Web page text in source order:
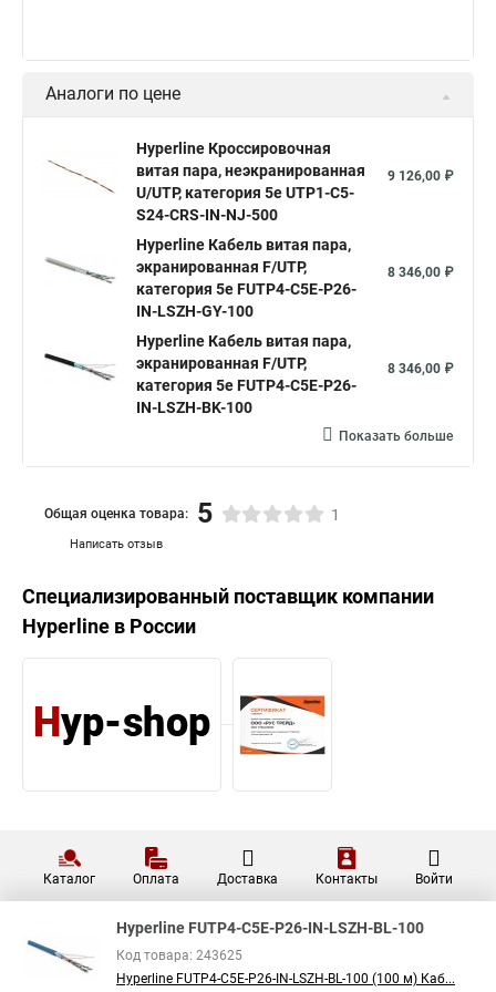
5е utp 4 пары категория cat 5e ftp 4 cat 5e
Cat 5e экранированный
Аналоги по цене
Hyperline Кроссировочная
витая пара, неэкранированная
U/UTP, категория 5e UTP1-C5-
S24-CRS-IN-NJ-500
9 126,00 ₽
Hyperline Кабель витая пара,
экранированная F/UTP,
категория 5e FUTP4-C5E-P26-
IN-LSZH-GY-100
8 346,00 ₽
Hyperline Кабель витая пара,
экранированная F/UTP,
категория 5e FUTP4-C5E-P26-
IN-LSZH-BK-100
8 346,00 ₽
Показать больше
Написать отзыв
Общая оценка товара: 5 1
Специализированный поставщик компании
Hyperline в России
Каталог Оплата Доставка Контакты Войти
Hyperline FUTP4-C5E-P26-IN-LSZH-BL-100
Код товара: 243625
Hyperline FUTP4-C5E-P26-IN-LSZH-BL-100 (100 м) Каб...